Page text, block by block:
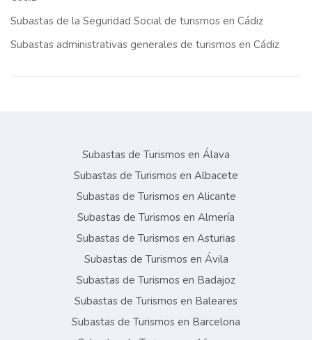
Subastas de la Seguridad Social de turismos en Cádiz
Subastas administrativas generales de turismos en Cádiz
Subastas de Turismos en Álava
Subastas de Turismos en Albacete
Subastas de Turismos en Alicante
Subastas de Turismos en Almería
Subastas de Turismos en Asturias
Subastas de Turismos en Ávila
Subastas de Turismos en Badajoz
Subastas de Turismos en Baleares
Subastas de Turismos en Barcelona